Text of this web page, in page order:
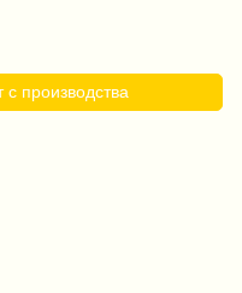
с производства